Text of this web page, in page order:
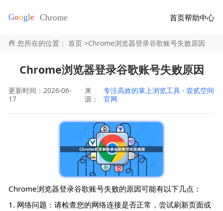
首页帮助中心
您所在的位置： 首页 >Chrome浏览器登录谷歌账号失败原因
Chrome浏览器登录谷歌账号失败原因
更新时间：2026-06-
17
来
源：
专注高效的掌上浏览工具 - 壹贰空间
官网
Chrome浏览器登录谷歌账号失败的原因可能有以下几点：
1. 网络问题：请检查您的网络连接是否正常，尝试刷新页面或